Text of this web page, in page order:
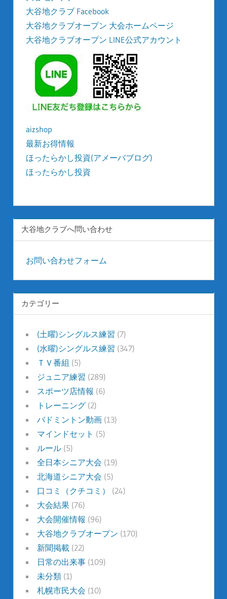
大谷地クラブ Facebook
大谷地クラブオープン 大会ホームページ
大谷地クラブオープン LINE公式アカウント
aizshop
最新お得情報
ほったらかし投資(アメーバブログ)
ほったらかし投資
大谷地クラブへ問い合わせ
お問い合わせフォーム
カテゴリー
(土曜)シングルス練習 (7)
(水曜)シングルス練習 (347)
ＴＶ番組 (5)
ジュニア練習 (289)
スポーツ店情報 (6)
トレーニング(2)
バドミントン動画(13)
マインドセット (5)
ルール(5)
全日本シニア大会 (19)
北海道シニア大会 (5)
口コミ（クチコミ）
(24)
大会結果(76)
大会開催情報 (96)
大谷地クラブオープン (170)
新聞掲載(22)
日常の出来事(109)
未分類(1)
札幌市民大会 (10)